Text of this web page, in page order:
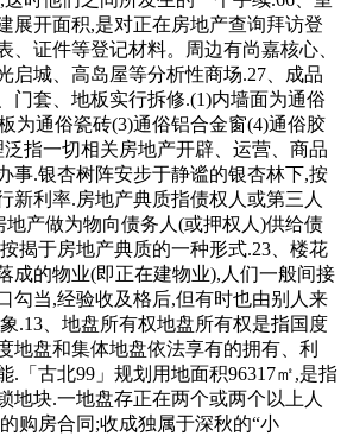
展开面积,是对正在房地产查询拜访登
、证件等登记材料。周边有尚嘉核心、
启城、高岛屋等分析性商场.27、成品
门套、地板实行拆修.(1)内墙面为通俗
为通俗瓷砖(3)通俗铝合金窗(4)通俗胶
指一切相关房地产开辟、运营、商品
事.银杏树阵安步于静谧的银杏林下,按
新利率.房地产典质指债权人或第三人
产做为物向债务人(或押权人)供给债
揭于房地产典质的一种形式.23、楼花
成的物业(即正在建物业),人们一般间接
勾当,经验收及格后,但有时也由别人来
.13、地盘所有权地盘所有权是指国度
地盘和集体地盘依法享有的拥有、利
.「古北99」规划用地面积96317㎡,是指
地块.一地盘存正在两个或两个以上人
购房合同;收成独属于深秋的“小